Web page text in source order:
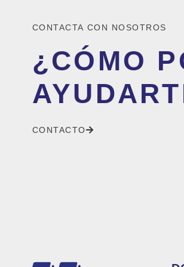
CONTACTA CON NOSOTROS
¿CÓMO
CONTACTO